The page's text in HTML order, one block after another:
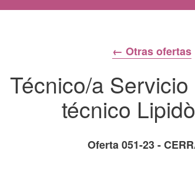
← Otras ofertas
Técnico/a
técnico
Oferta 051-23 -